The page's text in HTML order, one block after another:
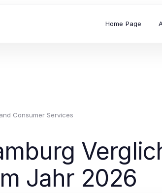
Home Page
Consumer Services
Jahr 2026